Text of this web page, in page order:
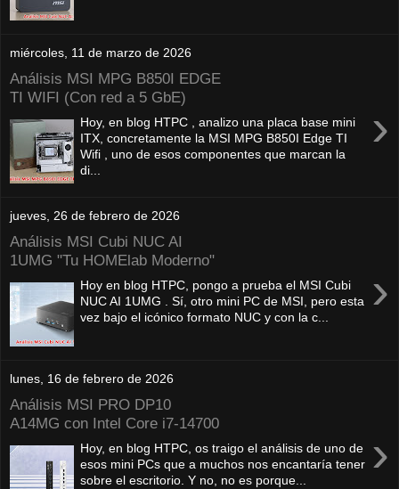
miércoles, 11 de marzo de 2026
Análisis MSI MPG B850I EDGE
TI WIFI (Con red a 5 GbE)
›
Hoy, en blog HTPC , analizo una placa base mini
ITX, concretamente la MSI MPG B850I Edge TI
Wifi , uno de esos componentes que marcan la
di...
jueves, 26 de febrero de 2026
Análisis MSI Cubi NUC AI
1UMG "Tu HOMElab Moderno"
›
Hoy en blog HTPC, pongo a prueba el MSI Cubi
NUC AI 1UMG . Sí, otro mini PC de MSI, pero esta
vez bajo el icónico formato NUC y con la c...
lunes, 16 de febrero de 2026
Análisis MSI PRO DP10
A14MG con Intel Core i7-14700
›
Hoy, en blog HTPC, os traigo el análisis de uno de
esos mini PCs que a muchos nos encantaría tener
sobre el escritorio. Y no, no es porque...